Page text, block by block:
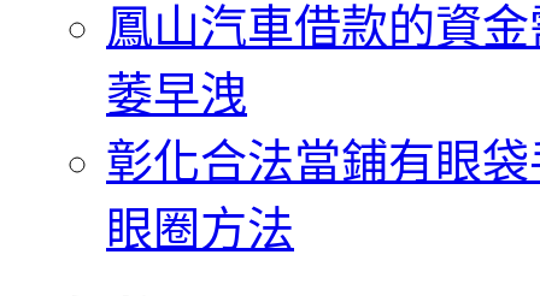
鳳山汽車借款的資
萎早洩
彰化合法當鋪有眼
眼圈方法